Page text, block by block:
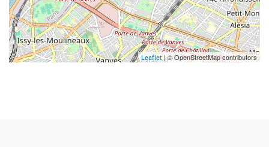
Leaflet| © OpenStreetMap contributors